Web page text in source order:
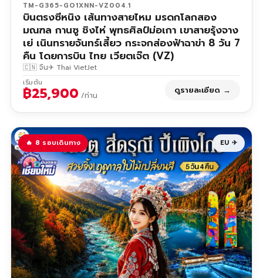
TM-G365-GO1XNN-VZ004.1
บินตรงซีหนิง เส้นทางสายไหม มรดกโลกสอง
มณฑล กานซู ชิงไห่ พุทธศิลป์ม่อเกา เขาสายรุ้งจาง
เย่ เนินทรายจันทร์เสี้ยว กระจกส่องฟ้าฉาข่า 8 วัน 7
คืน โดยการบิน ไทย เวียตเจ๊ต (VZ)
🇨🇳 จีน✈ Thai VietJet
เริ่มต้น
฿25,900 /ท่าน ดูรายละเอียด →
🔥 8 รอบเดินทาง EU ✈